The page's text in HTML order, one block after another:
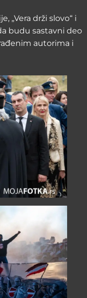
„Vera drži slovo“ i
budu sastavni deo
autorima i